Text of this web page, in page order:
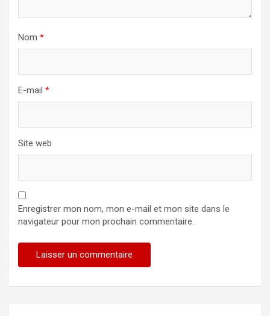
Nom *
E-mail *
Site web
Enregistrer mon nom, mon e-mail et mon site dans le
navigateur pour mon prochain commentaire.